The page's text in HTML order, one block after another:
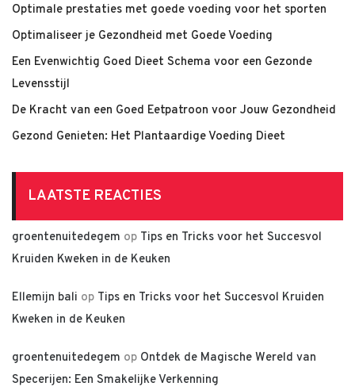
Optimale prestaties met goede voeding voor het sporten
Optimaliseer je Gezondheid met Goede Voeding
Een Evenwichtig Goed Dieet Schema voor een Gezonde
Levensstijl
De Kracht van een Goed Eetpatroon voor Jouw Gezondheid
Gezond Genieten: Het Plantaardige Voeding Dieet
LAATSTE REACTIES
groentenuitedegem op Tips en Tricks voor het Succesvol
Kruiden Kweken in de Keuken
Ellemijn bali op Tips en Tricks voor het Succesvol Kruiden
Kweken in de Keuken
groentenuitedegem op Ontdek de Magische Wereld van
Specerijen: Een Smakelijke Verkenning